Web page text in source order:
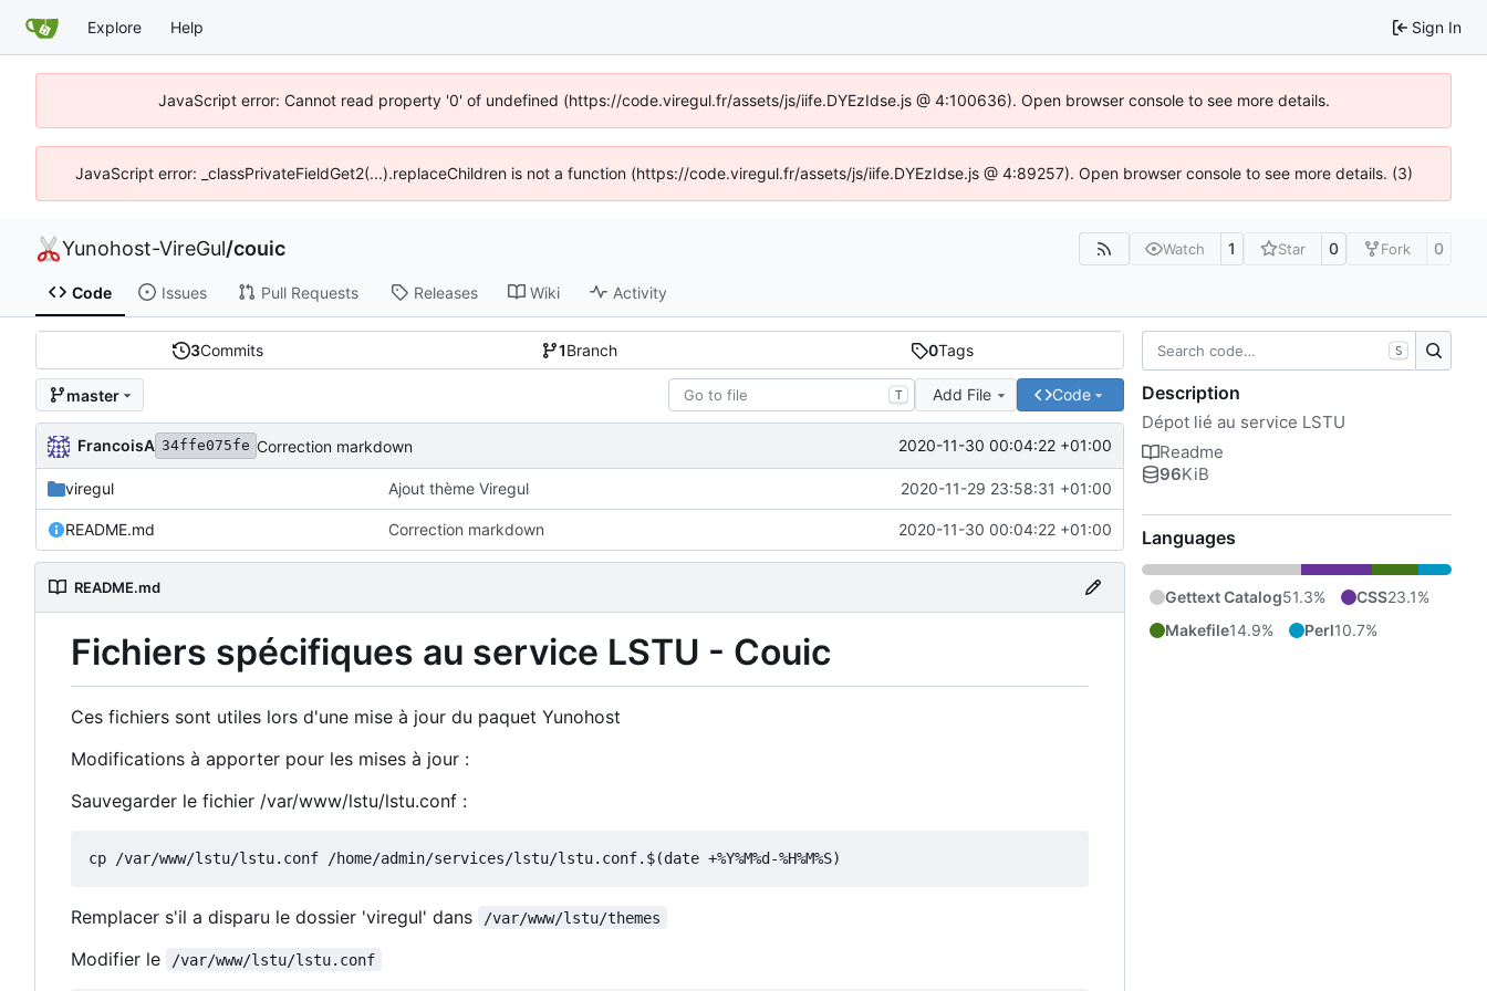
Explore Help Sign In
JavaScript error: Cannot read property '0' of undefined (https://code.viregul.fr/assets/js/iife.DYEzIdse.js @ 4:100636). Open browser console to see more details.
JavaScript error: _classPrivateFieldGet2(...).replaceChildren is not a function (https://code.viregul.fr/assets/js/iife.DYEzIdse.js @ 4:89257). Open browser console to see more details. (3)
Yunohost-VireGul/couic Watch 1 Star 0 Fork 0
Code Issues Pull Requests Releases Wiki Activity
3Commits 1Branch 0Tags
master T Add File Code
FrancoisA 34ffe075fe Correction markdown 2020-11-30 00:04:22 +01:00
viregul Ajout thème Viregul 2020-11-29 23:58:31 +01:00
README.md Correction markdown 2020-11-30 00:04:22 +01:00
README.md
Fichiers spécifiques au service LSTU - Couic
Ces fichiers sont utiles lors d'une mise à jour du paquet Yunohost
Modifications à apporter pour les mises à jour :
Sauvegarder le fichier /var/www/lstu/lstu.conf :
Remplacer s'il a disparu le dossier 'viregul' dans /var/www/lstu/themes
Modifier le /var/www/lstu/lstu.conf
S
Description
Dépot lié au service LSTU
Readme
96KiB
Languages
Gettext Catalog51.3% CSS23.1%
Makefile14.9% Perl10.7%